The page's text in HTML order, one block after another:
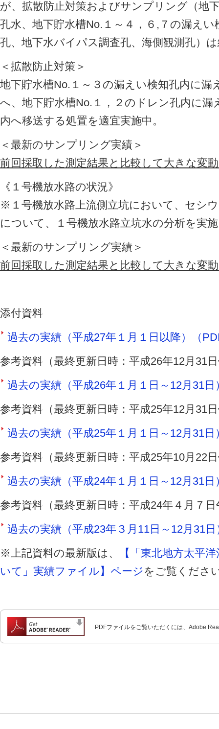
が、拡散防止対策およびサンプリング（地
孔水、地下貯水槽No.１～４，６,７の漏え
孔、地下水バイパス調査孔、海側観測孔）
＜拡散防止対策＞
地下貯水槽No.１～３の漏えい検知孔内に
へ、地下貯水槽No.１，２のドレン孔内に漏
内へ移送する処置を適宜実施中。
＜最新のサンプリング実績＞
前回採取した測定結果と比較して大きな変
《１号機放水路の状況》
※１号機放水路上流側立坑において、セシ
について、１号機放水路立坑水の分析を実
＜最新のサンプリング実績＞
前回採取した測定結果と比較して大きな変
添付資料
過去の実績（平成27年１月１日以降）（
参考資料（最終更新日時：平成26年12月31
過去の実績（平成26年１月１日～12月31
参考資料（最終更新日時：平成25年12月31
過去の実績（平成25年１月１日～12月31
参考資料（最終更新日時：平成25年10月22
過去の実績（平成24年１月１日～12月31
参考資料（最終更新日時：平成24年４月７
過去の実績（平成23年３月11日～12月31
※上記資料の最新版は、
【「東北地方太平
いて」実績ファイル】ページをご覧くださ
PDFファイルをご覧いただくには、Adobe